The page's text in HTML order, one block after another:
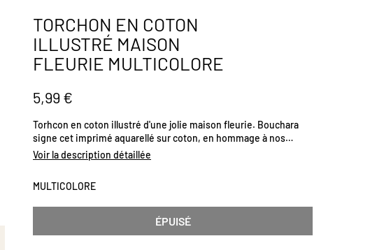
TORCHON EN COTON
ILLUSTRÉ MAISON
FLEURIE MULTICOLORE
5,99 €
Torhcon en coton illustré d'une jolie maison fleurie. Bouchara
signe cet imprimé aquarellé sur coton, en hommage à nos
souvenirs d'enfance à la campagne. Un torchon pas comme les
autres !Dimensions (cm) : L50 x H70
Voir la description détaillée
MULTICOLORE
ÉPUISÉ